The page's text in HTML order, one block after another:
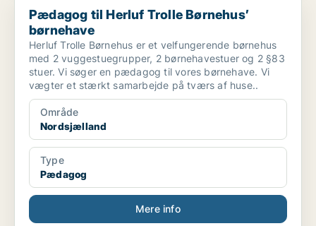
Pædagog til Herluf Trolle Børnehus’
børnehave
Herluf Trolle Børnehus er et velfungerende børnehus
med 2 vuggestuegrupper, 2 børnehavestuer og 2 §83
stuer. Vi søger en pædagog til vores børnehave. Vi
vægter et stærkt samarbejde på tværs af huse..
Område
Nordsjælland
Type
Pædagog
Mere info